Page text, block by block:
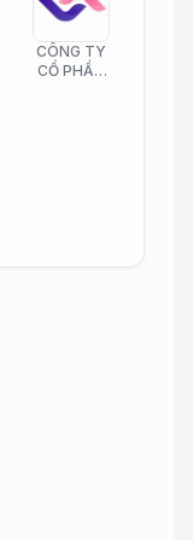
CÔNG TY
CỔ PHẦN